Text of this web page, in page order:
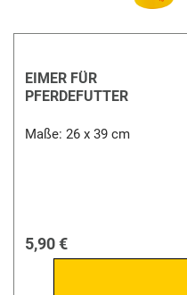
EIMER FÜR
PFERDEFUTTER
Maße: 26 x 39 cm
5,90 €